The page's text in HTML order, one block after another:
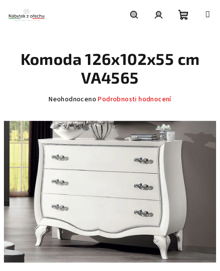
obsah
košík
Komoda 126x102x55 cm
VA4565
Průměrné
produktu
je
0,0
z
5
hvězdiček.
Neohodnoceno Podrobnosti hodnocení